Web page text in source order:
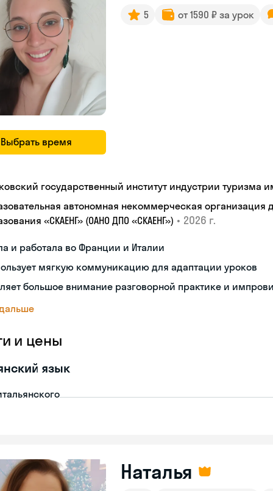
Выбрать время
5 от 1590 ₽ за урок
государственный институт индустрии туризма
автономная некоммерческая организация
«СКАЕНГ» (ОАНО ДПО «СКАЕНГ») • 2026 г.
и работала во Франции и Италии
мягкую коммуникацию для адаптации уроков
большое внимание разговорной практике и
и цены
язык
Наталья